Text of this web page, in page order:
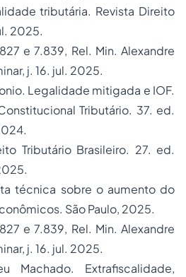
tributária. Revista Direito
2025.
e 7.839, Rel. Min. Alexandre
j. 16. jul. 2025.
Legalidade mitigada e IOF.
Tributário. 37. ed.
Tributário Brasileiro. 27. ed.
técnica sobre o aumento do
. São Paulo, 2025.
e 7.839, Rel. Min. Alexandre
j. 16. jul. 2025.
Machado. Extrafiscalidade,